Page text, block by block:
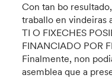
Con tan bo
traballo en vindeiras
TI O FIXECHES
FINANCIADO POR
Finalmente, non
asemblea que a